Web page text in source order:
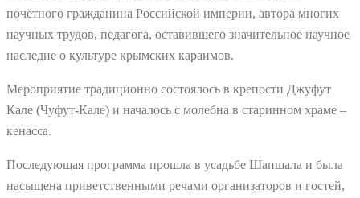
почётного гражданина Российской империи, автора многих
научных трудов, педагога, оставившего значительное научное
наследие о культуре крымских караимов.
Мероприятие традиционно состоялось в крепости Джуфут
Кале (Чуфут-Кале) и началось с молебна в старинном храме –
кенасса.
Последующая программа прошла в усадьбе Шапшала и была
насыщена приветственными речами организаторов и гостей,